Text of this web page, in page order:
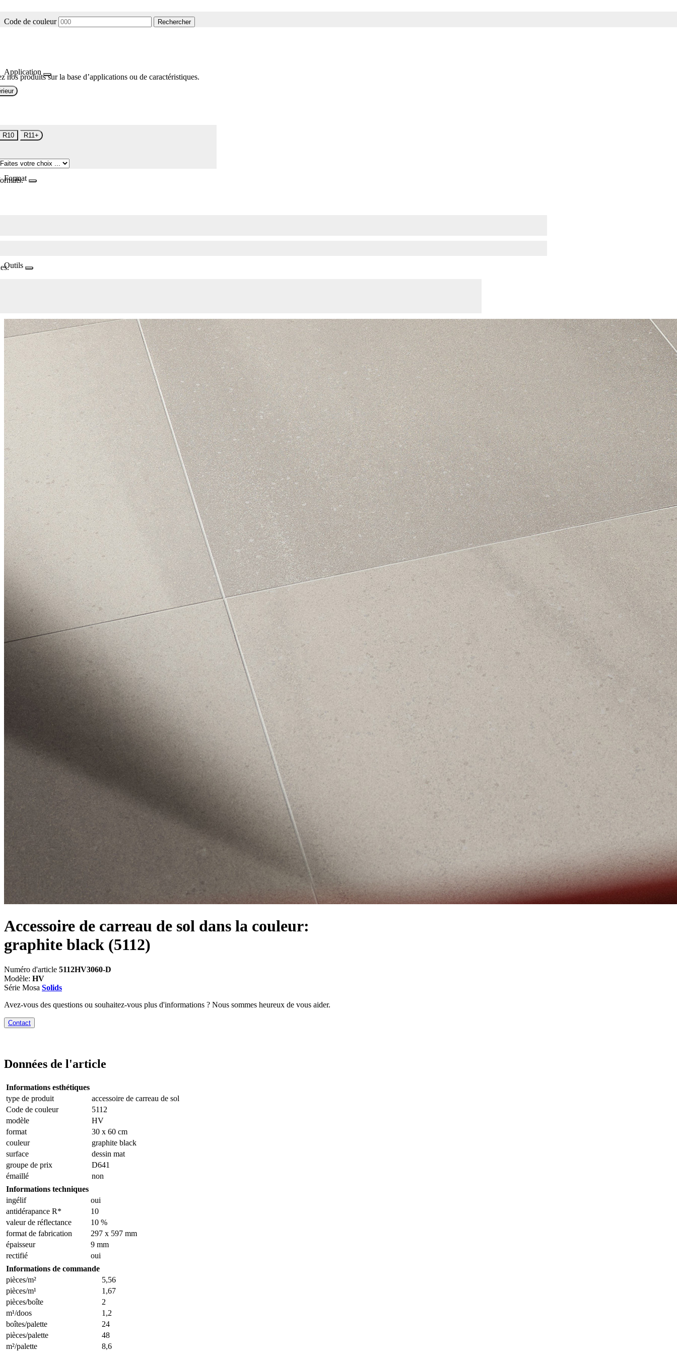
Code de couleur Rechercher
Application
nos produits sur la base d’applications ou de caractéristiques.
R10 R11+
Format
Outils
Accessoire de carreau de sol dans la couleur:
graphite black (5112)
Numéro d'article 5112HV3060-D
Modèle: HV
Série Mosa Solids
Avez-vous des questions ou souhaitez-vous plus d'informations ? Nous sommes heureux de vous aider.
Contact
Données de l'article
Informations esthétiques
type de produit
accessoire de carreau de sol
Code de couleur
5112
modèle
HV
format
30 x 60 cm
couleur
graphite black
surface
dessin mat
groupe de prix
D641
émaillé
non
Informations techniques
ingélif
oui
antidérapance R*
10
valeur de réflectance
10 %
format de fabrication
297 x 597 mm
épaisseur
9 mm
rectifié
oui
Informations de commande
pièces/m²
5,56
pièces/m¹
1,67
pièces/boîte
2
m¹/doos
1,2
boîtes/palette
24
pièces/palette
48
m²/palette
8,6